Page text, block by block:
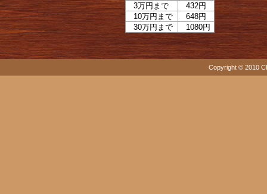
3万円まで
432円
10万円まで
648円
30万円まで
1080円
Copyright © 2010